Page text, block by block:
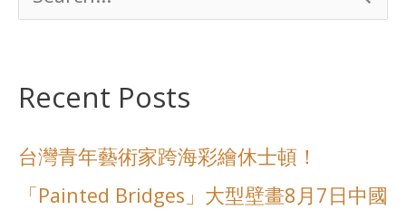
c
Recent Posts
台灣青年藝術家跨海彩繪休士頓！
「Painted Bridges」大型壁畫8月7日中國